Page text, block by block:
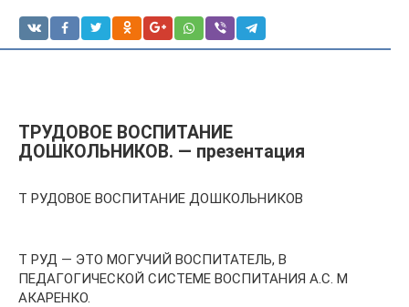
ТРУДОВОЕ ВОСПИТАНИЕ
ДОШКОЛЬНИКОВ. — презентация
Т РУДОВОЕ ВОСПИТАНИЕ ДОШКОЛЬНИКОВ
Т РУД — ЭТО МОГУЧИЙ ВОСПИТАТЕЛЬ, В
ПЕДАГОГИЧЕСКОЙ СИСТЕМЕ ВОСПИТАНИЯ А.С. М
АКАРЕНКО.